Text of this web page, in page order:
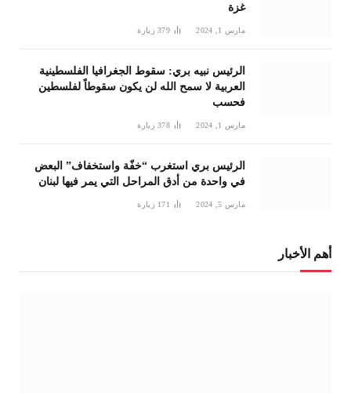
غزة
مارس 1, 2024 379 زيارة
الرئيس نبيه بري: سقوط الجغرافيا الفلسطينية
العربية لا سمح الله لن يكون سقوطاً لفلسطين
فحسب
مارس 1, 2024 378 زيارة
الرئيس بري استغرب “خفّة واستخفاف” البعض
في واحدة من أدق المراحل التي يمر فيها لبنان
مارس 5, 2024 171 زيارة
أهم الأخبار